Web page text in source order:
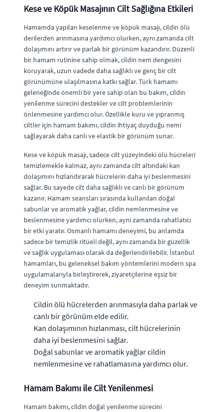
Kese ve Köpük Masajının Cilt Sağlığına Etkileri
Hamamda yapılan keselenme ve köpük masajı, cildin ölü
derilerden arınmasına yardımcı olurken, aynı zamanda cilt
dolaşımını artırır ve parlak bir görünüm kazandırır. Düzenli
bir hamam rutinine sahip olmak, cildin nem dengesini
koruyarak, uzun vadede daha sağlıklı ve genç bir cilt
görünümüne ulaşılmasına katkı sağlar. Türk hamamı
geleneğinde önemli bir yere sahip olan bu bakım, cildin
yenilenme sürecini destekler ve cilt problemlerinin
önlenmesine yardımcı olur. Özellikle kuru ve yıpranmış
ciltler için hamam bakımı, cildin ihtiyaç duyduğu nemi
sağlayarak daha canlı ve elastik bir görünüm sunar.
Kese ve köpük masajı, sadece cilt yüzeyindeki ölü hücreleri
temizlemekle kalmaz, aynı zamanda cilt altındaki kan
dolaşımını hızlandırarak hücrelerin daha iyi beslenmesini
sağlar. Bu sayede cilt daha sağlıklı ve canlı bir görünüm
kazanır. Hamam seansları sırasında kullanılan doğal
sabunlar ve aromatik yağlar, cildin nemlenmesine ve
beslenmesine yardımcı olurken, aynı zamanda rahatlatıcı
bir etki yaratır. Osmanlı hamamı deneyimi, bu anlamda
sadece bir temizlik ritüeli değil, aynı zamanda bir güzellik
ve sağlık uygulaması olarak da değerlendirilebilir. İstanbul
hamamları, bu geleneksel bakım yöntemlerini modern spa
uygulamalarıyla birleştirerek, ziyaretçilerine eşsiz bir
deneyim sunmaktadır.
Cildin ölü hücrelerden arınmasıyla daha parlak ve
canlı bir görünüm elde edilir.
Kan dolaşımının hızlanması, cilt hücrelerinin
daha iyi beslenmesini sağlar.
Doğal sabunlar ve aromatik yağlar cildin
nemlenmesine ve rahatlamasına yardımcı olur.
Hamam Bakımı ile Cilt Yenilenmesi
Hamam bakımı, cildin doğal yenilenme sürecini